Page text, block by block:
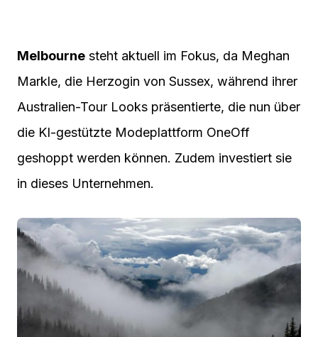
Melbourne steht aktuell im Fokus, da Meghan
Markle, die Herzogin von Sussex, während ihrer
Australien-Tour Looks präsentierte, die nun über
die KI-gestützte Modeplattform OneOff
geshoppt werden können. Zudem investiert sie
in dieses Unternehmen.